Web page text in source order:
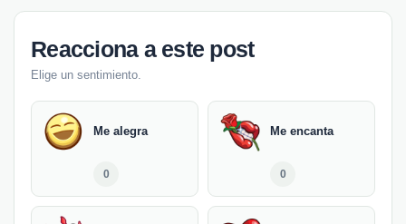
Reacciona a este post
Elige un sentimiento.
Me alegra
0
Me encanta
0